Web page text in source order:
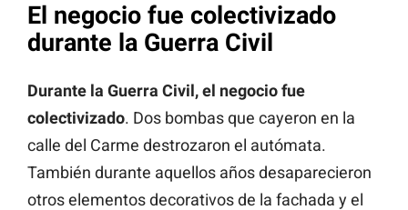
El negocio fue colectivizado
durante la Guerra Civil
Durante la Guerra Civil, el negocio fue
colectivizado. Dos bombas que cayeron en la
calle del Carme destrozaron el autómata.
También durante aquellos años desaparecieron
otros elementos decorativos de la fachada y el